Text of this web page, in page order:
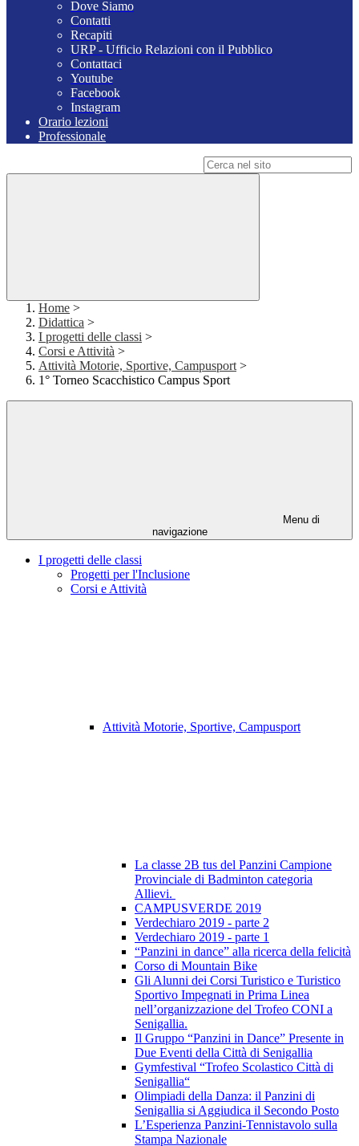
Dove Siamo
Contatti
Recapiti
URP - Ufficio Relazioni con il Pubblico
Contattaci
Youtube
Facebook
Instagram
Orario lezioni
Professionale
Home >
Didattica >
I progetti delle classi >
Corsi e Attività >
Attività Motorie, Sportive, Campusport >
1° Torneo Scacchistico Campus Sport
Menu di
navigazione
I progetti delle classi
Progetti per l'Inclusione
Corsi e Attività
Attività Motorie, Sportive, Campusport
La classe 2B tus del Panzini Campione
Provinciale di Badminton categoria
Allievi.
CAMPUSVERDE 2019
Verdechiaro 2019 - parte 2
Verdechiaro 2019 - parte 1
“Panzini in dance” alla ricerca della felicità
Corso di Mountain Bike
Gli Alunni dei Corsi Turistico e Turistico
Sportivo Impegnati in Prima Linea
nell’organizzazione del Trofeo CONI a
Senigallia.
Il Gruppo “Panzini in Dance” Presente in
Due Eventi della Città di Senigallia
Gymfestival “Trofeo Scolastico Città di
Senigallia“
Olimpiadi della Danza: il Panzini di
Senigallia si Aggiudica il Secondo Posto
L’Esperienza Panzini-Tennistavolo sulla
Stampa Nazionale